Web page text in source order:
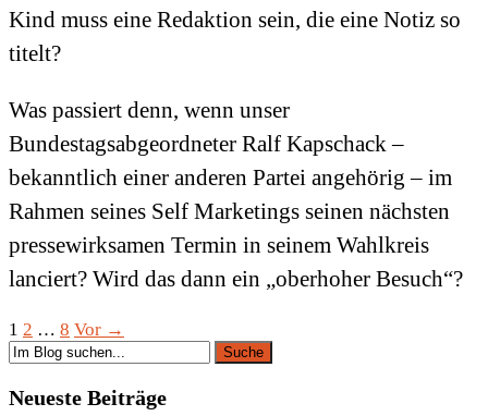
Kind muss eine Redaktion sein, die eine Notiz so
titelt?
Was passiert denn, wenn unser
Bundestagsabgeordneter Ralf Kapschack –
bekanntlich einer anderen Partei angehörig – im
Rahmen seines Self Marketings seinen nächsten
pressewirksamen Termin in seinem Wahlkreis
lanciert? Wird das dann ein „oberhoher Besuch“?
1 2 … 8 Vor →
Neueste Beiträge